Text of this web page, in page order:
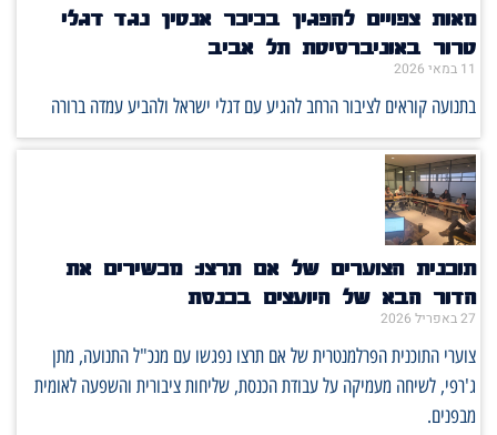
מאות צפויים להפגין בכיכר אנטין נגד דגלי
טרור באוניברסיטת תל אביב
בתנועה קוראים לציבור הרחב להגיע עם דגלי ישראל ולהביע עמדה ברורה
תוכנית הצוערים של אם תרצו: מכשירים את
הדור הבא של היועצים בכנסת
צוערי התוכנית הפרלמנטרית של אם תרצו נפגשו עם מנכ"ל התנועה, מתן
ג'רפי, לשיחה מעמיקה על עבודת הכנסת, שליחות ציבורית והשפעה לאומית
מבפנים.